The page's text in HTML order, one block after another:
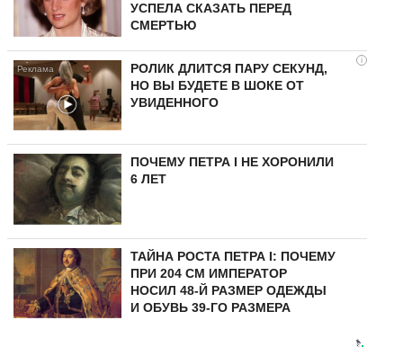
УСПЕЛА СКАЗАТЬ ПЕРЕД
СМЕРТЬЮ
i
РОЛИК ДЛИТСЯ ПАРУ СЕКУНД,
НО ВЫ БУДЕТЕ В ШОКЕ ОТ
УВИДЕННОГО
ПОЧЕМУ ПЕТРА I НЕ ХОРОНИЛИ
6 ЛЕТ
ТАЙНА РОСТА ПЕТРА I: ПОЧЕМУ
ПРИ 204 СМ ИМПЕРАТОР
НОСИЛ 48-Й РАЗМЕР ОДЕЖДЫ
И ОБУВЬ 39-ГО РАЗМЕРА